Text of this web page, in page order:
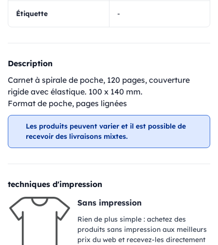
Étiquette -
Description
Carnet à spirale de poche, 120 pages, couverture
rigide avec élastique. 100 x 140 mm.
Format de poche, pages lignées
Les produits peuvent varier et il est possible de
recevoir des livraisons mixtes.
techniques d'impression
Sans impression
Rien de plus simple : achetez des
produits sans impression aux meilleurs
prix du web et recevez-les directement